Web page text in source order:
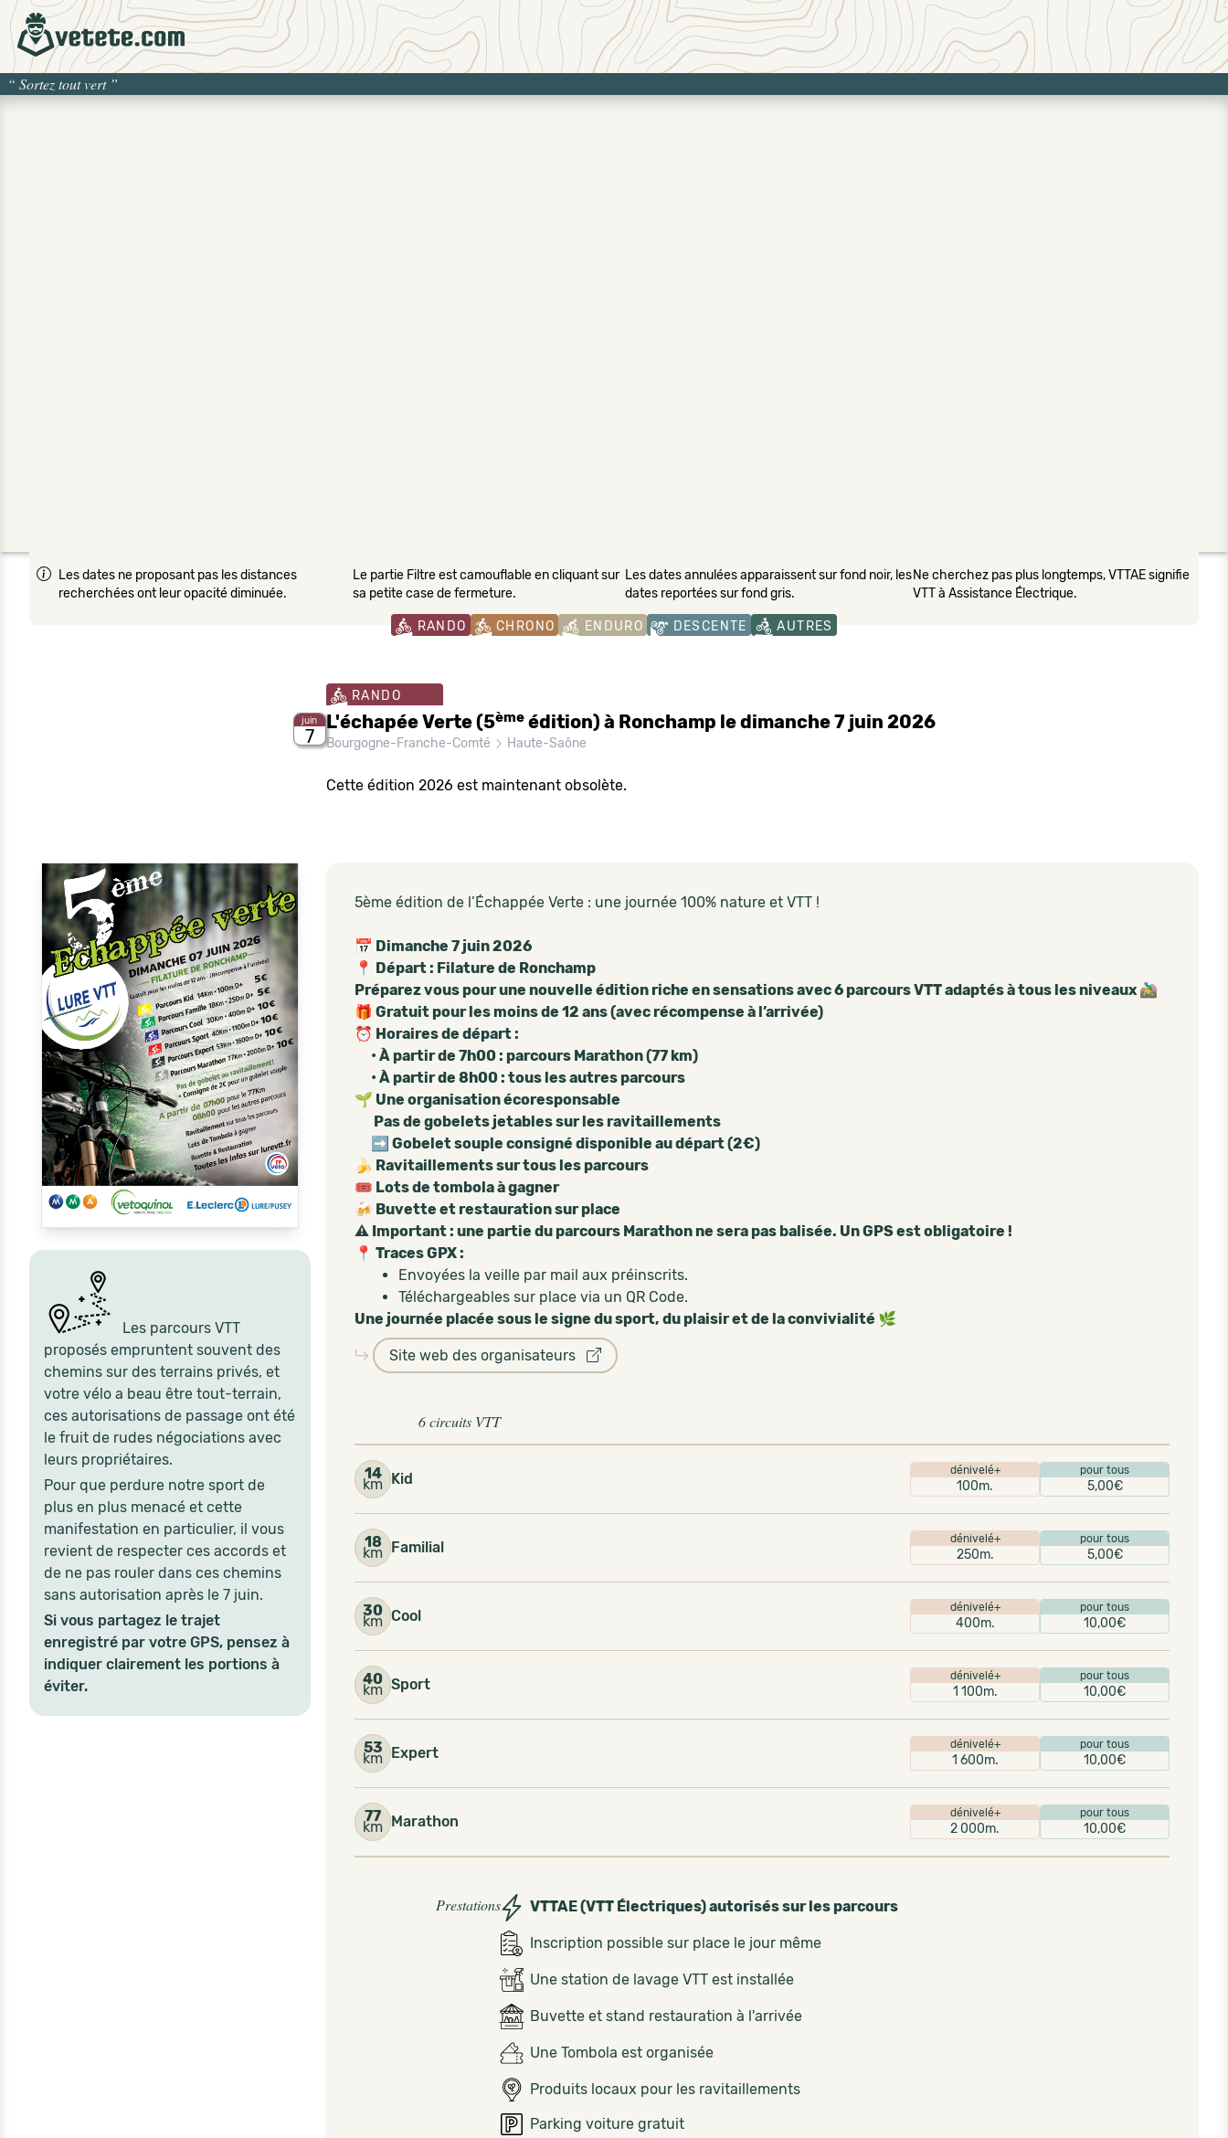
“ Sortez tout vert”
Les dates ne proposant pas les distances
recherchées ont leur opacité diminuée.
Le partie Filtre est camouflable en cliquant sur
sa petite case de fermeture.
Les dates annulées apparaissent sur fond noir, les
dates reportées sur fond gris.
Ne cherchez pas plus longtemps, VTTAE signifie
VTT à Assistance Électrique.
RANDO CHRONO ENDURO DESCENTE AUTRES
juin
7
RANDO
L'échapée Verte (5èmeédition) à Ronchamp le dimanche 7 juin 2026
Bourgogne-Franche-Comté Haute-Saône
Cette édition 2026 est maintenant obsolète.
Les parcours VTT
proposés empruntent souvent des
chemins sur des terrains privés, et
votre vélo a beau être tout-terrain,
ces autorisations de passage ont été
le fruit de rudes négociations avec
leurs propriétaires.
Pour que perdure notre sport de
plus en plus menacé et cette
manifestation en particulier, il vous
revient de respecter ces accords et
de ne pas rouler dans ces chemins
sans autorisation après le 7 juin.
Si vous partagez le trajet
enregistré par votre GPS, pensez à
indiquer clairement les portions à
éviter.
5ème édition de l’Échappée Verte : une journée 100% nature et VTT !
📅 Dimanche 7 juin 2026
📍 Départ : Filature de Ronchamp
Préparez vous pour une nouvelle édition riche en sensations avec 6 parcours VTT adaptés à tous les niveaux 🚵‍♂️
🎁 Gratuit pour les moins de 12 ans (avec récompense à l’arrivée)
⏰ Horaires de départ :
• À partir de 7h00 : parcours Marathon (77 km)
• À partir de 8h00 : tous les autres parcours
🌱 Une organisation écoresponsable
Pas de gobelets jetables sur les ravitaillements
➡️ Gobelet souple consigné disponible au départ (2€)
🍌 Ravitaillements sur tous les parcours
🎟️ Lots de tombola à gagner
🍻 Buvette et restauration sur place
⚠️ Important : une partie du parcours Marathon ne sera pas balisée. Un GPS est obligatoire !
📍 Traces GPX :
Envoyées la veille par mail aux préinscrits.
Téléchargeables sur place via un QR Code.
Une journée placée sous le signe du sport, du plaisir et de la convivialité 🌿
Site web des organisateurs
6 circuits VTT
14
km Kid dénivelé+
100m.
pour tous
5,00€
18
km Familial dénivelé+
250m.
pour tous
5,00€
30
km Cool dénivelé+
400m.
pour tous
10,00€
40
km Sport dénivelé+
1 100m.
pour tous
10,00€
53
km Expert dénivelé+
1 600m.
pour tous
10,00€
77
km Marathon dénivelé+
2 000m.
pour tous
10,00€
Prestations VTTAE (VTT Électriques) autorisés sur les parcours
Inscription possible sur place le jour même
Une station de lavage VTT est installée
Buvette et stand restauration à l'arrivée
Une Tombola est organisée
Produits locaux pour les ravitaillements
Parking voiture gratuit